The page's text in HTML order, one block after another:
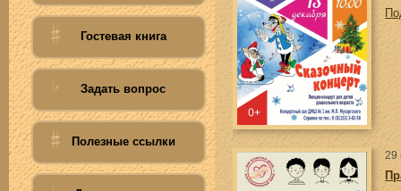
Гостевая книга
Задать вопрос
Полезные ссылки
29